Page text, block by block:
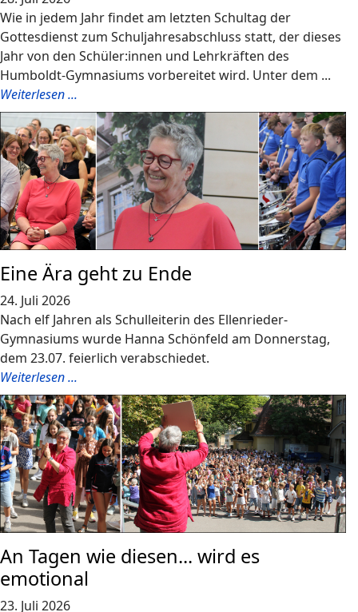
Wie in jedem Jahr findet am letzten Schultag der
Gottesdienst zum Schuljahresabschluss statt, der dieses
Jahr von den Schüler:innen und Lehrkräften des
Humboldt-Gymnasiums vorbereitet wird. Unter dem ...
Weiterlesen ...
Eine Ära geht zu Ende
24. Juli 2026
Nach elf Jahren als Schulleiterin des Ellenrieder-
Gymnasiums wurde Hanna Schönfeld am Donnerstag,
dem 23.07. feierlich verabschiedet.
Weiterlesen ...
An Tagen wie diesen... wird es
emotional
23. Juli 2026